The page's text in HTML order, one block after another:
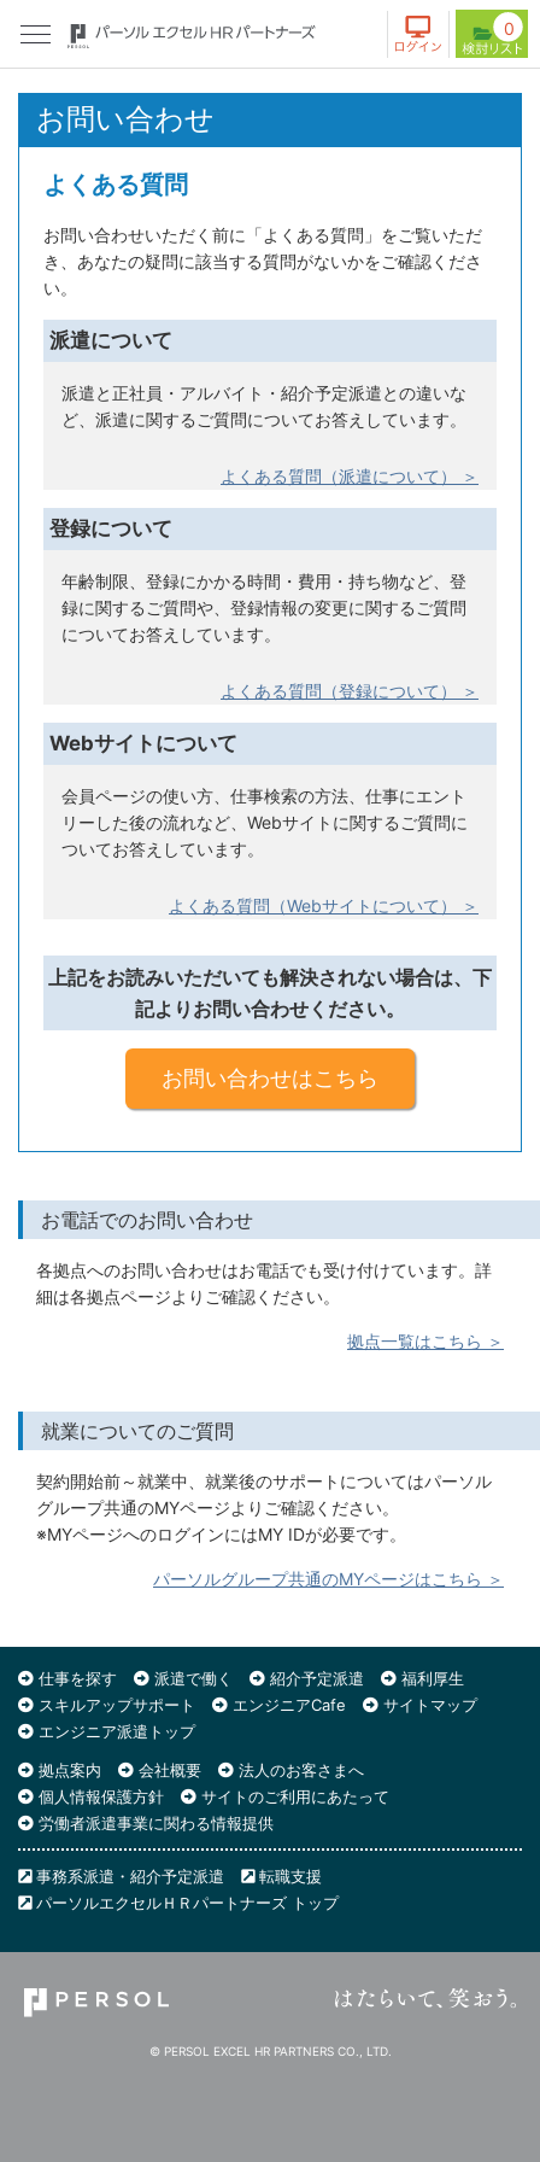
0
お問い合わせ
よくある質問
お問い合わせいただく前に「よくある質問」をご覧いただ
き、あなたの疑問に該当する質問がないかをご確認くださ
い。
派遣について
派遣と正社員・アルバイト・紹介予定派遣との違いな
ど、派遣に関するご質問についてお答えしています。
よくある質問（派遣について） ＞
登録について
年齢制限、登録にかかる時間・費用・持ち物など、登
録に関するご質問や、登録情報の変更に関するご質問
についてお答えしています。
よくある質問（登録について） ＞
Webサイトについて
会員ページの使い方、仕事検索の方法、仕事にエント
リーした後の流れなど、Webサイトに関するご質問に
ついてお答えしています。
よくある質問（Webサイトについて） ＞
上記をお読みいただいても解決されない場合は、下
記よりお問い合わせください。
お問い合わせはこちら
お電話でのお問い合わせ
各拠点へのお問い合わせはお電話でも受け付けています。詳
細は各拠点ページよりご確認ください。
拠点一覧はこちら ＞
就業についてのご質問
契約開始前～就業中、就業後のサポートについてはパーソル
グループ共通のMYページよりご確認ください。
※MYページへのログインにはMY IDが必要です。
パーソルグループ共通のMYページはこちら ＞
仕事を探す 派遣で働く 紹介予定派遣
福利厚生
スキルアップサポート
エンジニアCafe
サイトマップ
エンジニア派遣トップ
拠点案内
会社概要
法人のお客さまへ
個人情報保護方針
サイトのご利用にあたって
労働者派遣事業に関わる情報提供
事務系派遣・紹介予定派遣
転職支援
パーソルエクセルＨＲパートナーズ トップ
© PERSOL EXCEL HR PARTNERS CO., LTD.